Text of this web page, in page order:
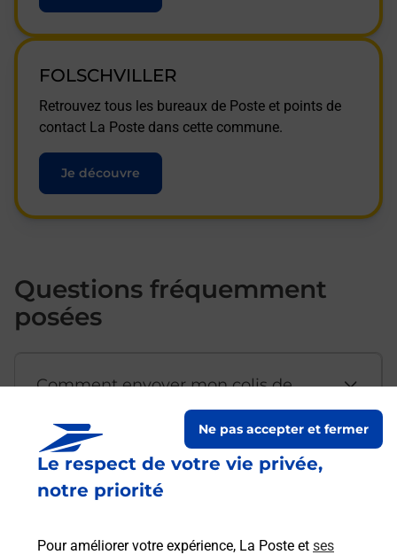
Le respect de votre vie privée,
notre priorité
Pour améliorer votre expérience, La Poste et ses
Ne pas accepter et fermer
FOLSCHVILLER
Retrouvez tous les bureaux de Poste et points de
contact La Poste dans cette commune.
Je découvre
Questions fréquemment
posées
Comment envoyer mon colis de
Est-il possible d’acheter un
emballage directement depuis un